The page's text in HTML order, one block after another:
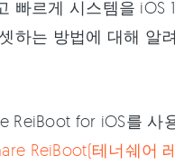
빠르게 시스템을 iOS
하는 방법에 대해 알
ReiBoot for iOS를 사
ReiBoot(테너쉐어